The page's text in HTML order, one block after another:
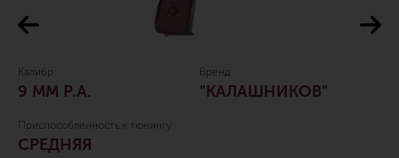
Калибр
9 ММ P.A.
Бренд
"КАЛАШНИКОВ"
Приспособленность к тюнингу
СРЕДНЯЯ